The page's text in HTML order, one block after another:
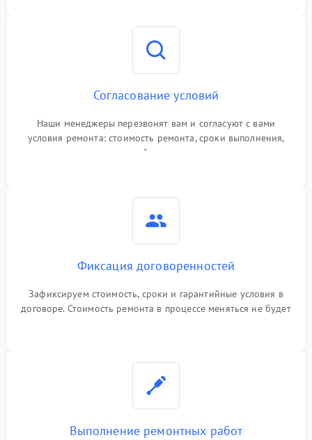
Согласование условий
Наши менеджеры перезвонят вам и согласуют с вами
условия ремонта: стоимость ремонта, сроки выполнения,
гарантийные условия
Фиксация договоренностей
Зафиксируем стоимость, сроки и гарантийные условия в
договоре. Стоимость ремонта в процессе меняться не будет
Выполнение ремонтных работ